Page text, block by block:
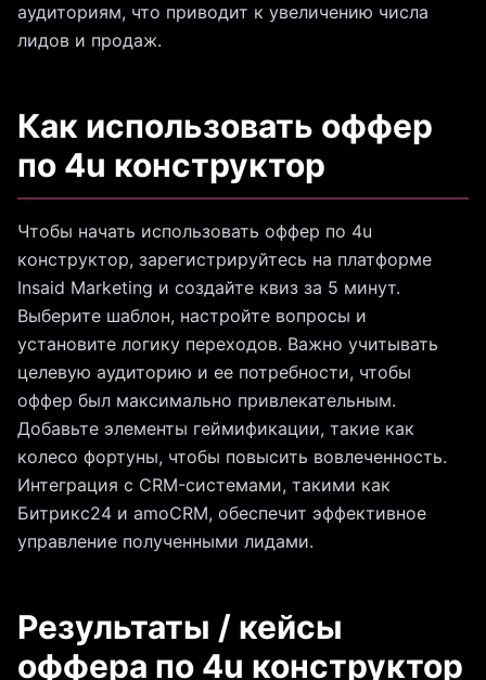
аудиториям, что приводит к увеличению числа
лидов и продаж.
Как использовать оффер
по 4u конструктор
Чтобы начать использовать оффер по 4u
конструктор, зарегистрируйтесь на платформе
Insaid Marketing и создайте квиз за 5 минут.
Выберите шаблон, настройте вопросы и
установите логику переходов. Важно учитывать
целевую аудиторию и ее потребности, чтобы
оффер был максимально привлекательным.
Добавьте элементы геймификации, такие как
колесо фортуны, чтобы повысить вовлеченность.
Интеграция с CRM-системами, такими как
Битрикс24 и amoCRM, обеспечит эффективное
управление полученными лидами.
Результаты / кейсы
оффера по 4u конструктор